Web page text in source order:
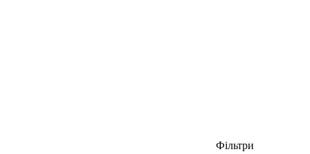
Фільтри